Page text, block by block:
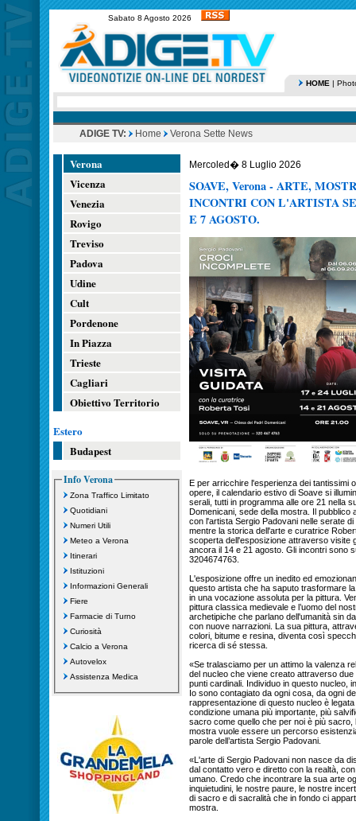
Sabato 8 Agosto 2026
HOME |
ADIGE TV: Home Verona Sette News
Verona
Vicenza
Venezia
Rovigo
Treviso
Padova
Udine
Cult
Pordenone
In Piazza
Trieste
Cagliari
Obiettivo Territorio
Estero
Budapest
Info Verona
Zona Traffico Limitato
Quotidiani
Numeri Utili
Meteo a Verona
Itinerari
Istituzioni
Informazioni Generali
Fiere
Farmacie di Turno
Curiosità
Calcio a Verona
Autovelox
Assistenza Medica
Mercoled� 8 Luglio 2026
SOAVE, Verona - ARTE,
INCONTRI CON L'ARTISTA
E 7 AGOSTO.
E per arricchire l'esperienza dei tantissimi
opere, il calendario estivo di Soave si
serali, tutti in programma alle ore 21 nella
Domenicani, sede della mostra. Il pubblico
con l'artista Sergio Padovani nelle serate
mentre la storica dell'arte e curatrice
scoperta dell'esposizione attraverso visite
ancora il 14 e 21 agosto. Gli incontri sono
3204674763.
L'esposizione offre un inedito ed
questo artista che ha saputo trasformare
in una vocazione assoluta per la pittura.
pittura classica medievale e l’uomo del
archetipiche che parlano dell'umanità sin
con nuove narrazioni. La sua pittura,
colori, bitume e resina, diventa così
ricerca di sé stessa.
«Se tralasciamo per un attimo la valenza
del nucleo che viene creato attraverso
punti cardinali. Individuo in questo nucleo,
Io sono contagiato da ogni cosa, da ogni
rappresentazione di questo nucleo è
condizione umana più importante, più
sacro come quello che per noi è più sacro,
mostra vuole essere un percorso
parole dell’artista Sergio Padovani.
«L'arte di Sergio Padovani non nasce da
dal contatto vero e diretto con la realtà,
umano. Credo che incontrare la sua arte
inquietudini, le nostre paure, le nostre
di sacro e di sacralità che in fondo ci
mostra.